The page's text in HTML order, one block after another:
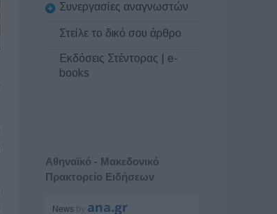
Συνεργασίες αναγνωστών
Στείλε το δικό σου άρθρο
Εκδόσεις Στέντορας | e-
books
Αθηναϊκό - Μακεδονικό
Πρακτορείο Ειδήσεων